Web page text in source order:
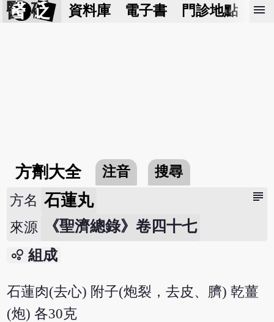
醫 砭 資料庫 電子書 門診地點 預
menu
方劑大全 注音 搜尋
subject
方名 石蓮丸
來源 《聖濟總錄》卷四十七
bubble_chart 組成
石蓮肉(去心) 附子(炮裂，去皮、臍) 乾薑
(炮) 各30克